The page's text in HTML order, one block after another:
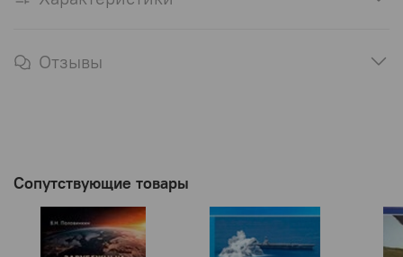
Отзывы
Сопутствующие товары